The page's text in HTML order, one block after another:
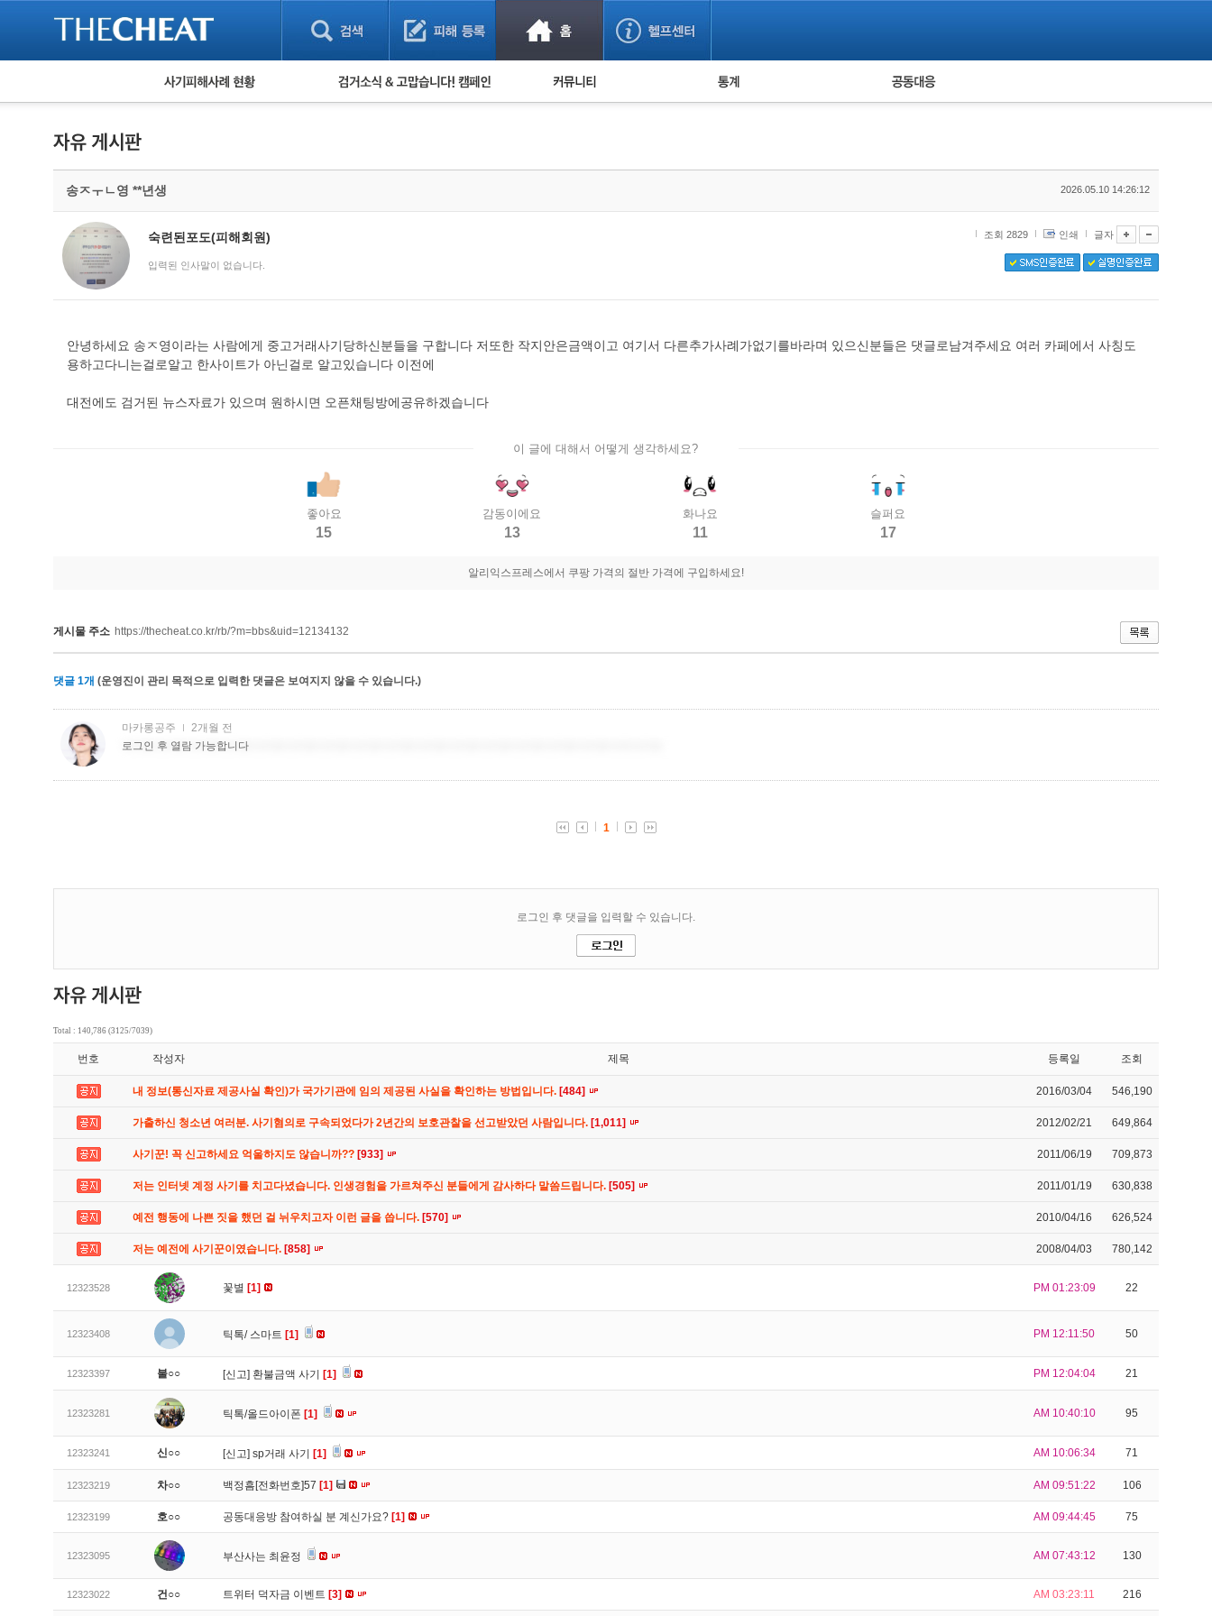
피해사례 현황
유해사이트 목록
비공개 피해사례
워킹홀리데이 피해사례
검거 소식 사기 예방했어요! 누적 피해사례 통계 피해자 공동대응
송ㅈㅜㄴ영 **년생 2026.05.10 14:26:12
숙련된포도(피해회원)
입력된 인사말이 없습니다.
조회 2829 인쇄 글자
안녕하세요 송ㅈ영이라는 사람에게 중고거래사기당하신분들을 구합니다 저또한 작지안은금액이고 여기서 다른추가사례가없기를바라며 있으신분들은 댓글로남겨주세요 여러 카페에서 사칭도
용하고다니는걸로알고 한사이트가 아닌걸로 알고있습니다 이전에
대전에도 검거된 뉴스자료가 있으며 원하시면 오픈채팅방에공유하겠습니다
이 글에 대해서 어떻게 생각하세요?
좋아요
15
감동이에요
13
화나요
11
슬퍼요
17
알리익스프레스에서 쿠팡 가격의 절반 가격에 구입하세요!
게시물 주소 https://thecheat.co.kr/rb/?m=bbs&uid=12134132
댓글 1개 (운영진이 관리 목적으로 입력한 댓글은 보여지지 않을 수 있습니다.)
Total : 140,786 (3125/7039)
번호 작성자 제목 등록일 조회
내 정보(통신자료 제공사실 확인)가 국가기관에 임의 제공된 사실을 확인하는 방법입니다. [484] 2016/03/04 546,190
가출하신 청소년 여러분. 사기혐의로 구속되었다가 2년간의 보호관찰을 선고받았던 사람입니다. [1,011] 2012/02/21 649,864
사기꾼! 꼭 신고하세요 억울하지도 않습니까?? [933] 2011/06/19 709,873
저는 인터넷 계정 사기를 치고다녔습니다. 인생경험을 가르쳐주신 분들에게 감사하다 말씀드립니다. [505] 2011/01/19 630,838
예전 행동에 나쁜 짓을 했던 걸 뉘우치고자 이런 글을 씁니다. [570] 2010/04/16 626,524
저는 예전에 사기꾼이였습니다. [858] 2008/04/03 780,142
12323528 꽃별 [1] PM 01:23:09 22
12323408 틱톡/ 스마트 [1] PM 12:11:50 50
12323397 불○○ [신고] 환불금액 사기 [1] PM 12:04:04 21
12323281 틱톡/올드아이폰 [1] AM 10:40:10 95
12323241 신○○ [신고] sp거래 사기 [1] AM 10:06:34 71
12323219 차○○ 백정흠[전화번호]57 [1] AM 09:51:22 106
12323199 호○○ 공동대응방 참여하실 분 계신가요? [1] AM 09:44:45 75
12323095 부산사는 최윤정 AM 07:43:12 130
12323022 건○○ 트위터 덕자금 이벤트 [3] AM 03:23:11 216